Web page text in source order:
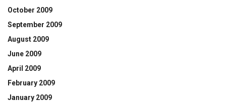
October 2009
September 2009
August 2009
June 2009
April 2009
February 2009
January 2009